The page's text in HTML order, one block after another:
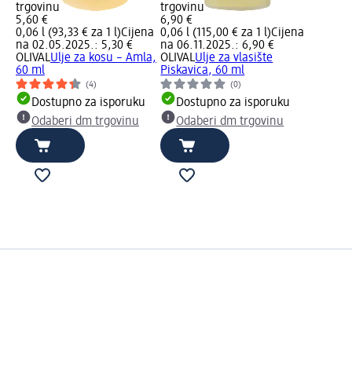
trgovinu
5,60 €
0,06 l (93,33 € za 1 l)Cijena
na 02.05.2025.: 5,30 €
OLIVALUlje za kosu – Amla,
60 ml
(4)
Dostupno za isporuku
Odaberi dm trgovinu
trgovinu
6,90 €
0,06 l (115,00 € za 1 l)Cijena
na 06.11.2025.: 6,90 €
OLIVALUlje za vlasište
Piskavica, 60 ml
(0)
Dostupno za isporuku
Odaberi dm trgovinu